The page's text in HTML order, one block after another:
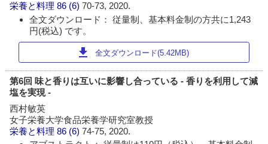
栄養と料理 86 (6)70-73, 2020.
全文ダウンロード： 従量制、基本料金制の方共に1,243
円(税込) です。
download 全文ダウンロード(5.42MB)
第6回 味と香りは互いに影響し合っている - 香りを利用して減
塩を実現 -
西村敏英
女子栄養大学食品栄養学研究室教授
栄養と料理 86 (6)74-75, 2020.